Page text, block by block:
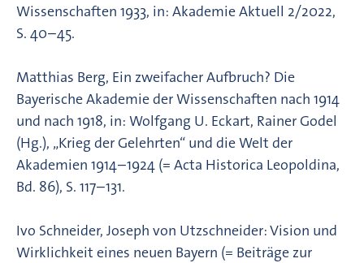
Wissenschaften 1933, in: Akademie Aktuell 2/2022,
S. 40–45.
Matthias Berg, Ein zweifacher Aufbruch? Die
Bayerische Akademie der Wissenschaften nach 1914
und nach 1918, in: Wolfgang U. Eckart, Rainer Godel
(Hg.), „Krieg der Gelehrten“ und die Welt der
Akademien 1914–1924 (= Acta Historica Leopoldina,
Bd. 86), S. 117–131.
Ivo Schneider, Joseph von Utzschneider: Vision und
Wirklichkeit eines neuen Bayern (= Beiträge zur